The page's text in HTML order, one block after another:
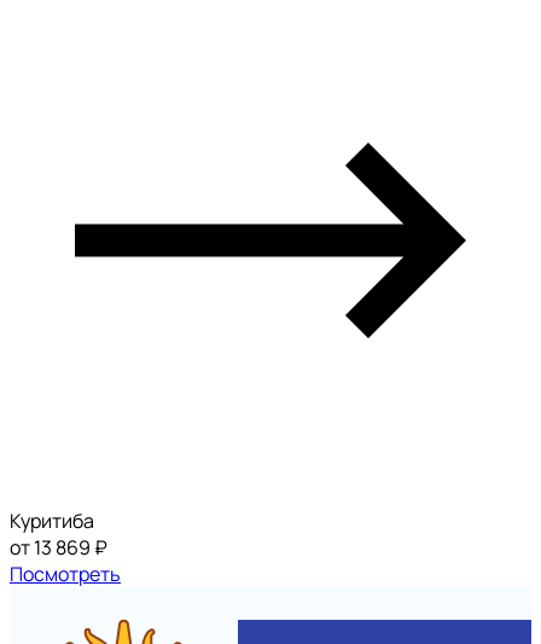
Куритиба
от 13 869 ₽
Посмотреть